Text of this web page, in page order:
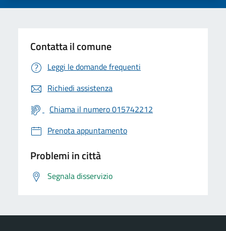
Contatta il comune
Leggi le domande frequenti
Richiedi assistenza
Chiama il numero 015742212
Prenota appuntamento
Problemi in città
Segnala disservizio